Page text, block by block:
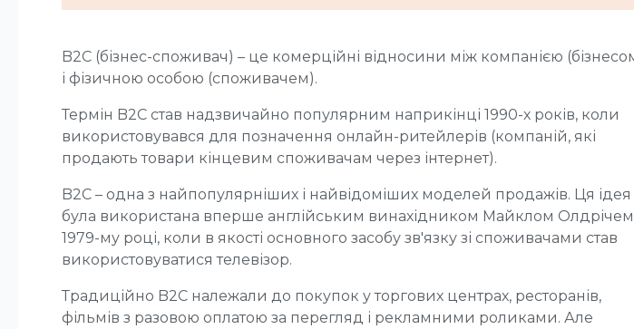
B2C (бізнес-споживач) – це комерційні відносини між компанією
і фізичною особою (споживачем).
Термін B2C став надзвичайно популярним наприкінці 1990-х років, коли
використовувався для позначення онлайн-ритейлерів (компаній, які
продають товари кінцевим споживачам через інтернет).
B2C – одна з найпопулярніших і найвідоміших моделей продажів. Ця ідея
була використана вперше англійським винахідником Майклом
1979-му році, коли в якості основного засобу зв'язку зі споживачами став
використовуватися телевізор.
Традиційно B2C належали до покупок у торгових центрах, ресторанів,
фільмів з разовою оплатою за перегляд і рекламними роликами. Але